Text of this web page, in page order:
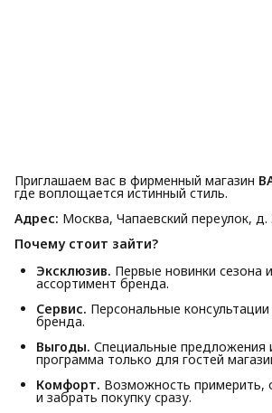
Приглашаем вас в фирменный магазин
где воплощается истинный стиль.
Адрес: Москва, Чапаевский переулок, д.
Почему стоит зайти?
Эксклюзив. Первые новинки сезона
ассортимент бренда.
Сервис. Персональные
бренда.
Выгоды. Специальные предложения
программа только для гостей
Комфорт. Возможность примерить,
и забрать покупку сразу.